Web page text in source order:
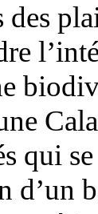
des
qui
d’un